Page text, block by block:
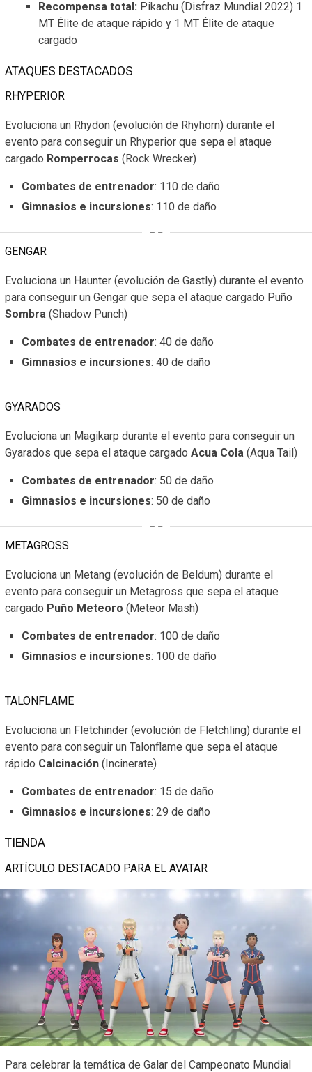
Recompensa total: Pikachu (Disfraz Mundial 2022) 1
MT Élite de ataque rápido y 1 MT Élite de ataque
cargado
ATAQUES DESTACADOS
RHYPERIOR
Evoluciona un Rhydon (evolución de Rhyhorn) durante el
evento para conseguir un Rhyperior que sepa el ataque
cargado Romperrocas (Rock Wrecker)
Combates de entrenador: 110 de daño
Gimnasios e incursiones: 110 de daño
GENGAR
Evoluciona un Haunter (evolución de Gastly) durante el evento
para conseguir un Gengar que sepa el ataque cargado Puño
Sombra (Shadow Punch)
Combates de entrenador: 40 de daño
Gimnasios e incursiones: 40 de daño
GYARADOS
Evoluciona un Magikarp durante el evento para conseguir un
Gyarados que sepa el ataque cargado Acua Cola (Aqua Tail)
Combates de entrenador: 50 de daño
Gimnasios e incursiones: 50 de daño
METAGROSS
Evoluciona un Metang (evolución de Beldum) durante el
evento para conseguir un Metagross que sepa el ataque
cargado Puño Meteoro (Meteor Mash)
Combates de entrenador: 100 de daño
Gimnasios e incursiones: 100 de daño
TALONFLAME
Evoluciona un Fletchinder (evolución de Fletchling) durante el
evento para conseguir un Talonflame que sepa el ataque
rápido Calcinación (Incinerate)
Combates de entrenador: 15 de daño
Gimnasios e incursiones: 29 de daño
TIENDA
ARTÍCULO DESTACADO PARA EL AVATAR
Para celebrar la temática de Galar del Campeonato Mundial